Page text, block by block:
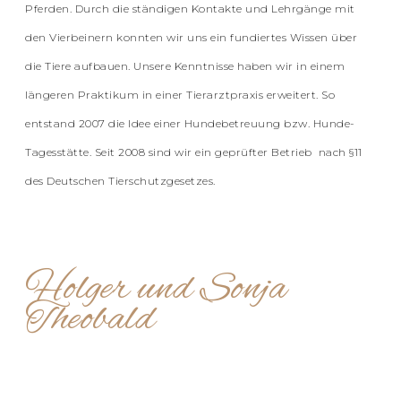
Pferden. Durch die ständigen Kontakte und Lehrgänge mit
den Vierbeinern konnten wir uns ein fundiertes Wissen über
die Tiere aufbauen. Unsere Kenntnisse haben wir in einem
längeren Praktikum in einer Tierarztpraxis erweitert. So
entstand 2007 die Idee einer Hundebetreuung bzw. Hunde-
Tagesstätte. Seit 2008 sind wir ein geprüfter Betrieb nach §11
des Deutschen Tierschutzgesetzes.
Holger und Sonja
Theobald